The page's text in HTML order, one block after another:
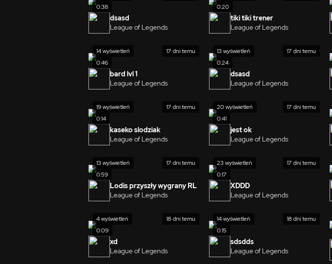
0:38
dsasd
League of Legends
0:20
tiki tiki trener
League of Legends
0:46
14 wyświetleń 17 dni temu
bard lvl 1
League of Legends
0:24
13 wyświetleń 17 dni temu
dsasd
League of Legends
0:14
19 wyświetleń 17 dni temu
kaseko slodziak
League of Legends
0:41
20 wyświetleń 17 dni temu
jest ok
League of Legends
0:59
13 wyświetleń 17 dni temu
Lodis przyszły wygrany RL
League of Legends
0:17
23 wyświetleń 17 dni temu
XDDD
League of Legends
0:09
4 wyświetleń 18 dni temu
xd
League of Legends
0:15
14 wyświetleń 18 dni temu
sdsdds
League of Legends